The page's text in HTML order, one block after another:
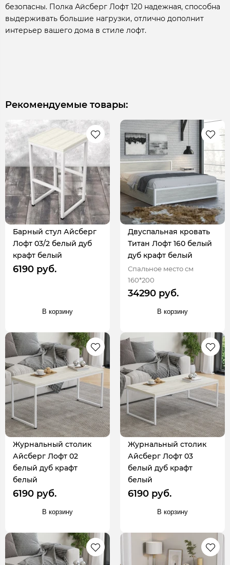
безопасны. Полка Айсберг Лофт 120 надежная, способна
выдерживать большие нагрузки, отлично дополнит
интерьер вашего дома в стиле лофт.
Рекомендуемые товары:
Барный стул Айсберг
Лофт 03/2 белый дуб
крафт белый
6190 руб.
В корзину
Двуспальная кровать
Титан Лофт 160 белый
дуб крафт белый
Спальное место см
160*200
34290 руб.
В корзину
Журнальный столик
Айсберг Лофт 02
белый дуб крафт
белый
6190 руб.
В корзину
Журнальный столик
Айсберг Лофт 03
белый дуб крафт
белый
6190 руб.
В корзину